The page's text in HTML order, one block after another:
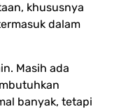
khususnya
dalam
Masih ada
banyak, tetapi